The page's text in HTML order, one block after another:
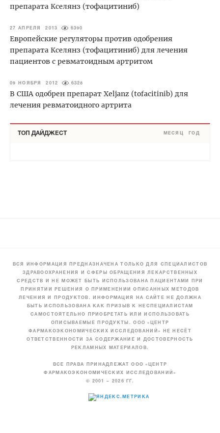
препарата Кселянз (тофацитиниб)
27 АПРЕЛЯ 2013 6390
Европейские регуляторы против одобрения
препарата Кселянз (тофацитиниб) для лечения
пациентов с ревматоидным артритом
09 НОЯБРЯ 2012 6328
В США одобрен препарат Xeljanz (tofacitinib) для
лечения ревматоидного артрита
ТОП ДАЙДЖЕСТ МЕСЯЦ ГОД
ВСЯ ИНФОРМАЦИЯ ПРЕДНАЗНАЧЕНА ТОЛЬКО ДЛЯ СПЕЦИАЛИСТОВ
ЗДРАВООХРАНЕНИЯ И СФЕРЫ ОБРАЩЕНИЯ ЛЕКАРСТВЕННЫХ
СРЕДСТВ И НЕ МОЖЕТ БЫТЬ ИСПОЛЬЗОВАНА ПАЦИЕНТАМИ ПРИ
ПРИНЯТИИ РЕШЕНИЯ О ПРИМЕНЕНИИ ОПИСАННЫХ МЕТОДОВ
ЛЕЧЕНИЯ И ПРОДУКТОВ. ИНФОРМАЦИЯ НА САЙТЕ НЕ ДОЛЖНА
БЫТЬ ИСПОЛЬЗОВАНА КАК ПРИЗЫВ К НЕСПЕЦИАЛИСТАМ
САМОСТОЯТЕЛЬНО ПРИОБРЕТАТЬ ИЛИ ИСПОЛЬЗОВАТЬ
ОПИСЫВАЕМЫЕ ПРОДУКТЫ. ООО «ЦЕНТР
ФАРМАКОЭКОНОМИЧЕСКИХ ИССЛЕДОВАНИЙ» НЕ НЕСЁТ
ОТВЕТСТВЕННОСТИ ЗА СОДЕРЖАНИЕ И ДОСТОВЕРНОСТЬ
РЕКЛАМНЫХ МАТЕРИАЛОВ.
ВСЕ ПРАВА ПРИНАДЛЕЖАТ ООО «ЦЕНТР
ФАРМАКОЭКОНОМИЧЕСКИХ ИССЛЕДОВАНИЙ»
© 2001 – 2026 ГГ.